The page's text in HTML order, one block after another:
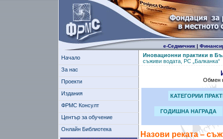
е-Седмичник|
Начало
За нас
Проекти
Издания
ФРМС Консулт
Център за обучение
Онлайн Библиотека
Иновационни практики в
съживи водата, РС „Балканка“
Обмен
КАТЕГОРИИ
ГОДИШНА НАГРАДА
Назови реката –